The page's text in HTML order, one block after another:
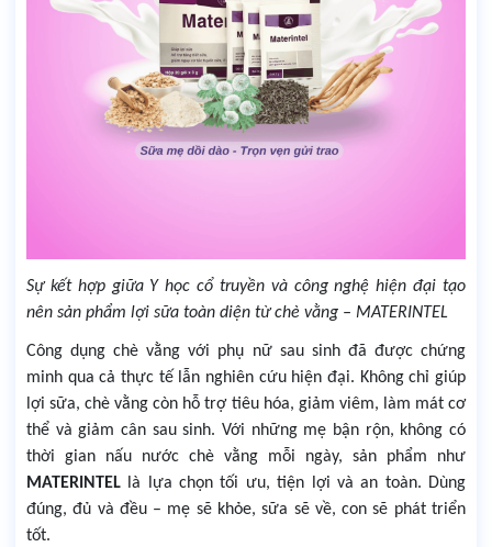
Sự kết hợp giữa Y học cổ truyền và công nghệ hiện đại tạo
nên sản phẩm lợi sữa toàn diện từ chè vằng – MATERINTEL
Công dụng chè vằng với phụ nữ sau sinh đã được chứng
minh qua cả thực tế lẫn nghiên cứu hiện đại. Không chỉ giúp
lợi sữa, chè vằng còn hỗ trợ tiêu hóa, giảm viêm, làm mát cơ
thể và giảm cân sau sinh. Với những mẹ bận rộn, không có
thời gian nấu nước chè vằng mỗi ngày, sản phẩm như
MATERINTEL là lựa chọn tối ưu, tiện lợi và an toàn. Dùng
đúng, đủ và đều – mẹ sẽ khỏe, sữa sẽ về, con sẽ phát triển
tốt.